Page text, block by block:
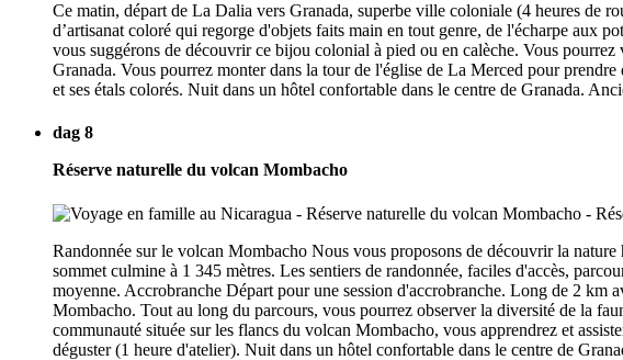
Ce matin, départ de La Dalia vers Granada, superbe ville coloniale (4 heures de
d’artisanat coloré qui regorge d'objets faits main en tout genre, de l'écharpe aux
vous suggérons de découvrir ce bijou colonial à pied ou en calèche. Vous
Granada. Vous pourrez monter dans la tour de l'église de La Merced pour
et ses étals colorés. Nuit dans un hôtel confortable dans le centre de Granada.
dag 8
Réserve naturelle du volcan Mombacho
Randonnée sur le volcan Mombacho Nous vous proposons de découvrir la
sommet culmine à 1 345 mètres. Les sentiers de randonnée, faciles d'accès,
moyenne. Accrobranche Départ pour une session d'accrobranche. Long de 2 km
Mombacho. Tout au long du parcours, vous pourrez observer la diversité de la
communauté située sur les flancs du volcan Mombacho, vous apprendrez et
déguster (1 heure d'atelier). Nuit dans un hôtel confortable dans le centre de